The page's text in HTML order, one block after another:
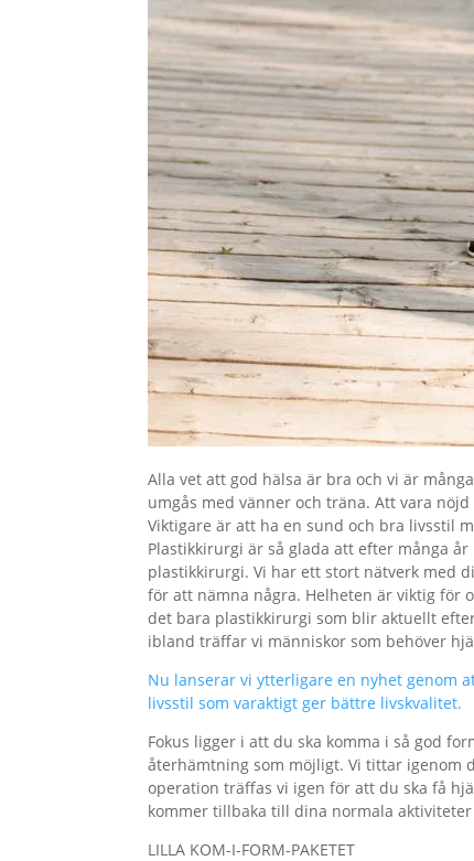
Alla vet att god hälsa är bra och vi är
umgås med vänner och träna. Att vara
Viktigare är att ha en sund och bra livsstil
Plastikkirurgi är så glada att efter många
plastikkirurgi. Vi har ett stort nätverk med
för att nämna några. Helheten är viktig för
det bara plastikkirurgi som blir aktuellt
ibland träffar vi människor som behöver
Nu lanserar vi ytterligare en nyhet genom
livsstil som varaktigt ger bättre livskvalitet.
Fokus ligger i att du ska komma i så god
återhämtning som möjligt. Vi tittar igenom
operation träffas vi igen för att du ska få
kommer tillbaka till dina normala
LILLA KOM-I-FORM-PAKETET